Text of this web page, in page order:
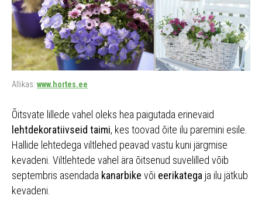
Allikas: www.hortes.ee
Õitsvate lillede vahel oleks hea paigutada erinevaid
lehtdekoratiivseid taimi, kes toovad õite ilu paremini esile.
Hallide lehtedega viltlehed peavad vastu kuni järgmise
kevadeni. Viltlehtede vahel ära õitsenud suvelilled võib
septembris asendada kanarbike või eerikatega ja ilu jätkub
kevadeni.